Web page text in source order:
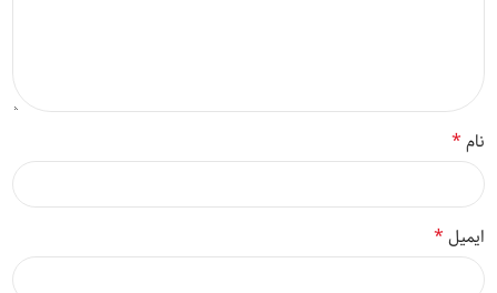
نام*
ایمیل*